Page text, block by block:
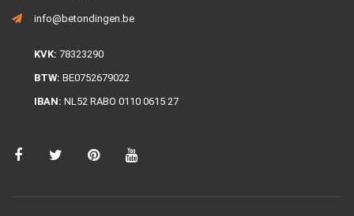
info@betondingen.be
KVK: 78323290
BTW: BE0752679022
IBAN: NL52 RABO 0110 0615 27